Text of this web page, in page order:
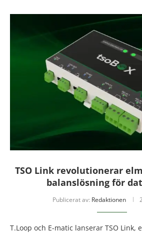
TSO Link revolutionerar
balanslösning för
Publicerat av: Redaktionen
T.Loop och E-matic lanserar TSO Link,